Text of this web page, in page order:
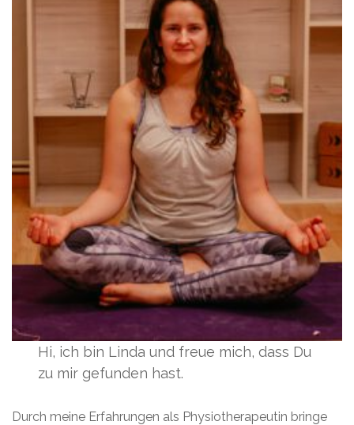
Hi, ich bin Linda und freue mich, dass Du
zu mir gefunden hast.
Durch meine Erfahrungen als Physiotherapeutin bringe